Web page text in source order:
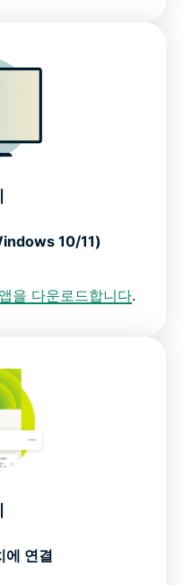
10/11)
을 다운로드합니다.
에 연결